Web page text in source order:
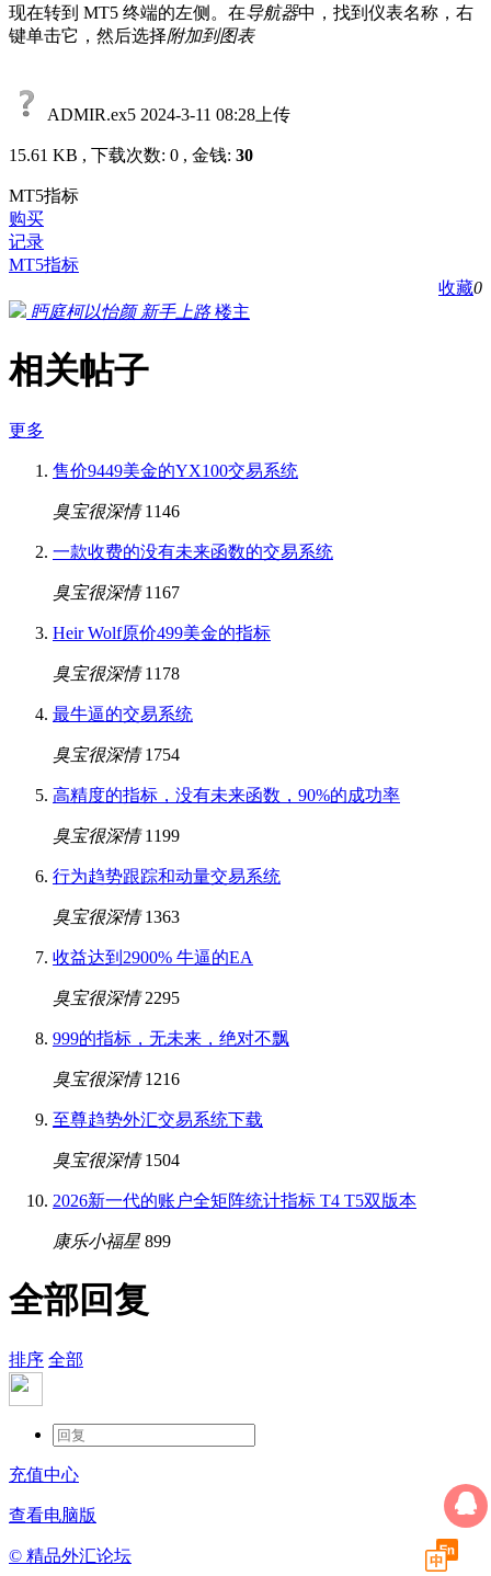
现在转到 MT5 终端的左侧。在导航器中，找到仪表名称，右
键单击它，然后选择附加到图表
ADMIR.ex5 2024-3-11 08:28上传
15.61 KB , 下载次数: 0 , 金钱: 30
MT5指标
购买
记录
MT5指标
收藏0
眄庭柯以怡颜 新手上路 楼主
相关帖子
更多
售价9449美金的YX100交易系统
臭宝很深情 1146
一款收费的没有未来函数的交易系统
臭宝很深情 1167
Heir Wolf原价499美金的指标
臭宝很深情 1178
最牛逼的交易系统
臭宝很深情 1754
高精度的指标，没有未来函数，90%的成功率
臭宝很深情 1199
行为趋势跟踪和动量交易系统
臭宝很深情 1363
收益达到2900% 牛逼的EA
臭宝很深情 2295
999的指标，无未来，绝对不飘
臭宝很深情 1216
至尊趋势外汇交易系统下载
臭宝很深情 1504
2026新一代的账户全矩阵统计指标 T4 T5双版本
康乐小福星 899
全部回复
排序 全部
充值中心
查看电脑版
© 精品外汇论坛